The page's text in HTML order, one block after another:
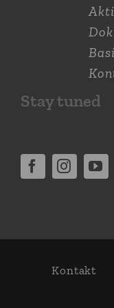
Stay tuned
Kontakt